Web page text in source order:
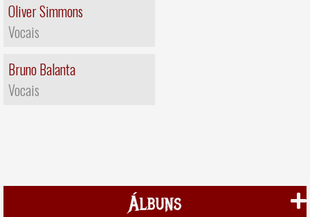
Oliver Simmons
Vocais
Bruno Balanta
Vocais
Álbuns